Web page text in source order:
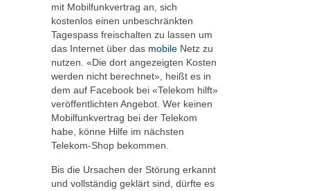
mit Mobilfunkvertrag an, sich
kostenlos einen unbeschränkten
Tagespass freischalten zu lassen um
das Internet über das mobile Netz zu
nutzen. «Die dort angezeigten Kosten
werden nicht berechnet», heißt es in
dem auf Facebook bei «Telekom hilft»
veröffentlichten Angebot. Wer keinen
Mobilfunkvertrag bei der Telekom
habe, könne Hilfe im nächsten
Telekom-Shop bekommen.
Bis die Ursachen der Störung erkannt
und vollständig geklärt sind, dürfte es